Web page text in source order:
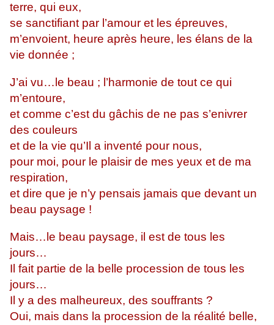
terre, qui eux,
se sanctifiant par l’amour et les épreuves,
m’envoient, heure après heure, les élans de la
vie donnée ;
J’ai vu…le beau ; l’harmonie de tout ce qui
m’entoure,
et comme c’est du gâchis de ne pas s’enivrer
des couleurs
et de la vie qu’Il a inventé pour nous,
pour moi, pour le plaisir de mes yeux et de ma
respiration,
et dire que je n’y pensais jamais que devant un
beau paysage !
Mais…le beau paysage, il est de tous les
jours…
Il fait partie de la belle procession de tous les
jours…
Il y a des malheureux, des souffrants ?
Oui, mais dans la procession de la réalité belle,